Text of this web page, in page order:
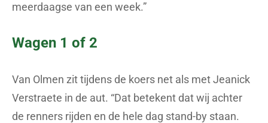
meerdaagse van een week.”
Wagen 1 of 2
Van Olmen zit tijdens de koers net als met Jeanick
Verstraete in de aut. “Dat betekent dat wij achter
de renners rijden en de hele dag stand-by staan.